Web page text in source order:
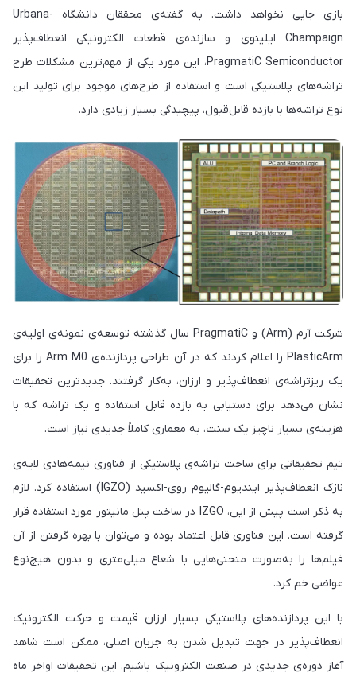
بازی جایی نخواهد داشت. به گفته‌ی محققان دانشگاه Urbana-
Champaign ایلینوی و سازنده‌ی قطعات الکترونیکی انعطاف‌پذیر
PragmatiC Semiconductor، این مورد یکی از مهم‌ترین مشکلات طرح
تراشه‌های پلاستیکی است و استفاده از طرح‌های موجود برای تولید این
نوع تراشه‌ها با بازده قابل‌قبول، پیچیدگی بسیار زیادی دارد.
شرکت آرم (Arm) و PragmatiC سال گذشته توسعه‌ی نمونه‌ی اولیه‌ی
PlasticArm را اعلام کردند که در آن طراحی پردازنده‌ی Arm M0 را برای
یک ریزتراشه‌ی انعطاف‌پذیر و ارزان، به‌کار گرفتند. جدیدترین تحقیقات
نشان می‌دهد برای دستیابی به بازده قابل استفاده و یک تراشه که با
هزینه‌ی بسیار ناچیز یک سنت، به معماری کاملاً جدیدی نیاز است.
تیم تحقیقاتی برای ساخت تراشه‌ی پلاستیکی از فناوری نیمه‌هادی لایه‌ی
نازک انعطاف‌پذیر ایندیوم-گالیوم روی-اکسید (IGZO) استفاده کرد. لازم
به ذکر است پیش از این، IZGO در ساخت پنل‌ مانیتور مورد استفاده قرار
گرفته است. این فناوری قابل‌ اعتماد بوده و می‌توان با بهره گرفتن از آن
فیلم‌ها را به‌صورت منحنی‌هایی با شعاع میلی‌متری و بدون هیچ‌نوع
عواضی خم کرد.
با این پردازنده‌های پلاستیکی بسیار ارزان‌ قیمت و حرکت الکترونیک
انعطاف‌پذیر در جهت تبدیل شدن به جریان اصلی، ممکن است شاهد
آغاز دوره‌ی جدیدی در صنعت الکترونیک باشیم. این تحقیقات اواخر ماه